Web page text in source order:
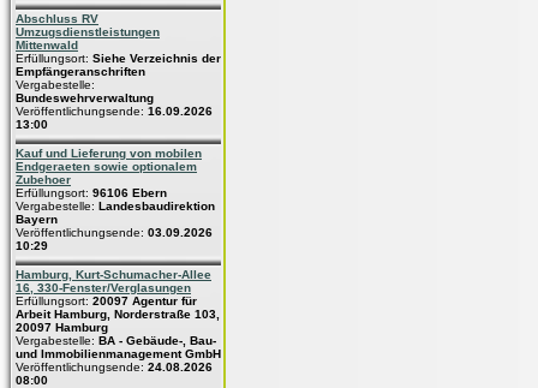
Abschluss RV
Umzugsdienstleistungen
Mittenwald
Erfüllungsort: Siehe Verzeichnis der
Empfängeranschriften
Vergabestelle:
Bundeswehrverwaltung
Veröffentlichungsende: 16.09.2026
13:00
Kauf und Lieferung von mobilen
Endgeraeten sowie optionalem
Zubehoer
Erfüllungsort: 96106 Ebern
Vergabestelle: Landesbaudirektion
Bayern
Veröffentlichungsende: 03.09.2026
10:29
Hamburg, Kurt-Schumacher-Allee
16, 330-Fenster/Verglasungen
Erfüllungsort: 20097 Agentur für
Arbeit Hamburg, Norderstraße 103,
20097 Hamburg
Vergabestelle: BA - Gebäude-, Bau-
und Immobilienmanagement GmbH
Veröffentlichungsende: 24.08.2026
08:00